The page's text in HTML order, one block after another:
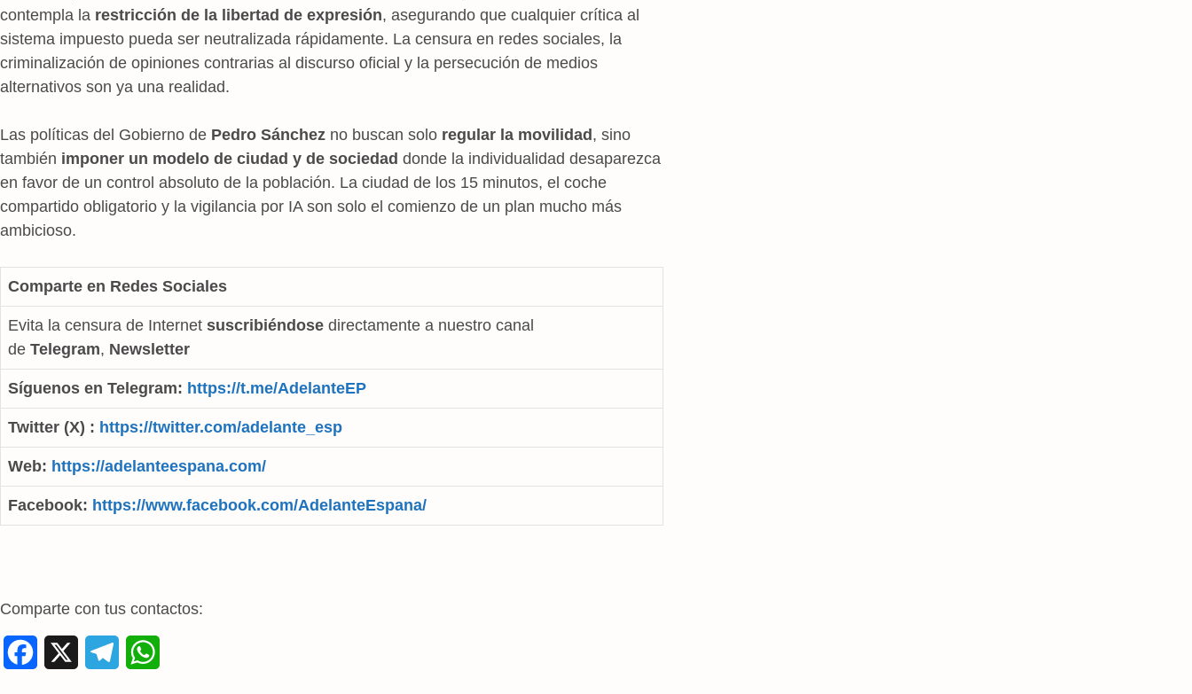
contempla la restricción de la libertad de expresión, asegurando que cualquier crítica al
sistema impuesto pueda ser neutralizada rápidamente. La censura en redes sociales, la
criminalización de opiniones contrarias al discurso oficial y la persecución de medios
alternativos son ya una realidad.
Las políticas del Gobierno de Pedro Sánchez no buscan solo regular la movilidad , sino
también imponer un modelo de ciudad y de sociedad donde la individualidad desaparezca
en favor de un control absoluto de la población. La ciudad de los 15 minutos, el coche
compartido obligatorio y la vigilancia por IA son solo el comienzo de un plan mucho más
ambicioso.
Comparte en Redes Sociales
Evita la censura de Internet suscribiéndose directamente a nuestro canal
de Telegram, Newsletter
Síguenos en Telegram: https://t.me/AdelanteEP
Twitter (X) : https://twitter.com/adelante_esp
Web: https://adelanteespana.com/
Facebook: https://www.facebook.com/AdelanteEspana/
Comparte con tus contactos: